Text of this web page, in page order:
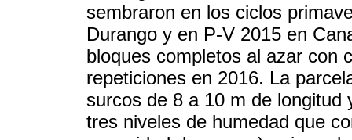
sembraron en los ciclos
Durango y en P-V 2015 en
bloques completos al azar con
repeticiones en 2016. La
surcos de 8 a 10 m de
tres niveles de humedad que